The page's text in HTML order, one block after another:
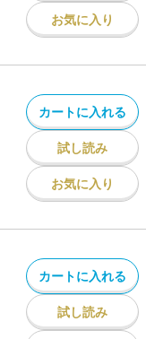
お気に入り
カートに入れる
試し読み
お気に入り
カートに入れる
試し読み